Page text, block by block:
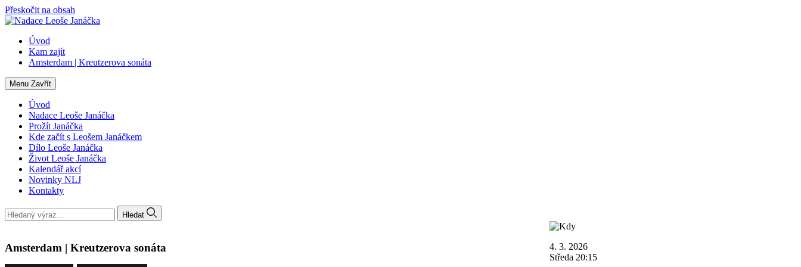
Přeskočit na obsah
Úvod
Kam zajít
Amsterdam | Kreutzerova sonáta
Menu Zavřít
Úvod
Nadace Leoše Janáčka
Prožít Janáčka
Kde začít s Leošem Janáčkem
Dílo Leoše Janáčka
Život Leoše Janáčka
Kalendář akcí
Novinky NLJ
Kontakty
Hledat
Amsterdam | Kreutzerova sonáta
4. 3. 2026
Středa 20:15